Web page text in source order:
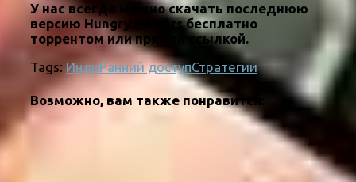
У нас всегда можно скачать последнюю
версию Hungry Horrors бесплатно
торрентом или прямой ссылкой.
Tags: ИндиРанний доступСтратегии
Возможно, вам также понравится: